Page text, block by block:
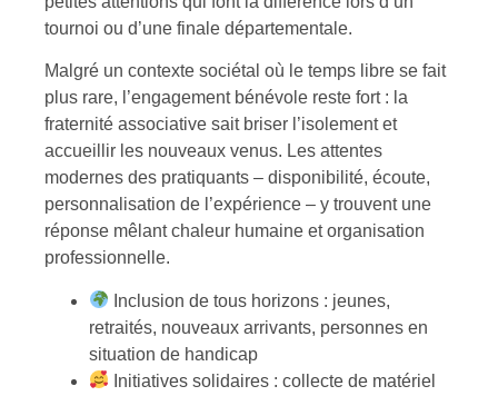
tournoi ou d’une finale départementale.
Malgré un contexte sociétal où le temps libre se fait
plus rare, l’engagement bénévole reste fort : la
fraternité associative sait briser l’isolement et
accueillir les nouveaux venus. Les attentes
modernes des pratiquants – disponibilité, écoute,
personnalisation de l’expérience – y trouvent une
réponse mêlant chaleur humaine et organisation
professionnelle.
Inclusion de tous horizons : jeunes,
retraités, nouveaux arrivants, personnes en
situation de handicap
Initiatives solidaires : collecte de matériel